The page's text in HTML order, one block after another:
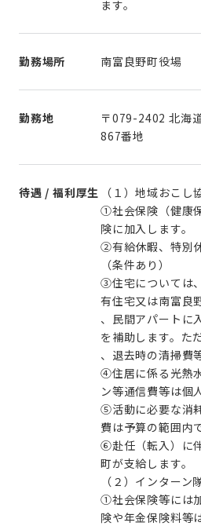
勤務場所 南富良野町役場
勤務地
〒079-2402 北海
867番地
待遇 / 福利厚生
（１）地域おこし
①社会保険（健康
険に加入します。
②有給休暇、特別
（条件あり）
③住宅については
有住宅又は南富良
、民間アパートに
を補助します。た
、退去時の清掃費
④住居に係る光熱
ン等通信費等は個
⑤活動に必要な消
費は予算の範囲内
⑥赴任（転入）に
町が支給します。
（２）インターン
①社会保険等には
険や年金保険料等